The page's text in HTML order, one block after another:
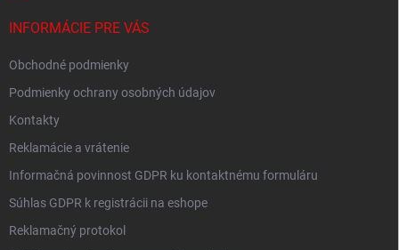
INFORMÁCIE PRE VÁS
Obchodné podmienky
Podmienky ochrany osobných údajov
Kontakty
Reklamácie a vrátenie
Informačná povinnost GDPR ku kontaktnému formuláru
Súhlas GDPR k registrácii na eshope
Reklamačný protokol